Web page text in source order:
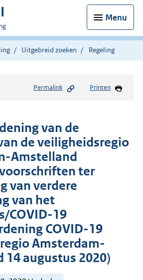
Menu
Uitgebreid zoeken Regeling
Permalink Printen
van de
de veiligheidsregio
Amstelland
ter
van verdere
van het
COVID-19
COVID-19
Amsterdam-
14 augustus 2020)